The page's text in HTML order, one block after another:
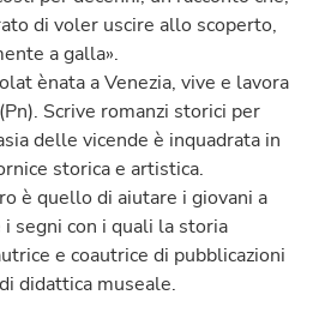
di voler uscire allo scoperto,
a galla».
ènata a Venezia, vive e lavora
Scrive romanzi storici per
delle vicende è inquadrata in
storica e artistica.
è quello di aiutare i giovani a
segni con i quali la storia
e coautrice di pubblicazioni
didattica museale.